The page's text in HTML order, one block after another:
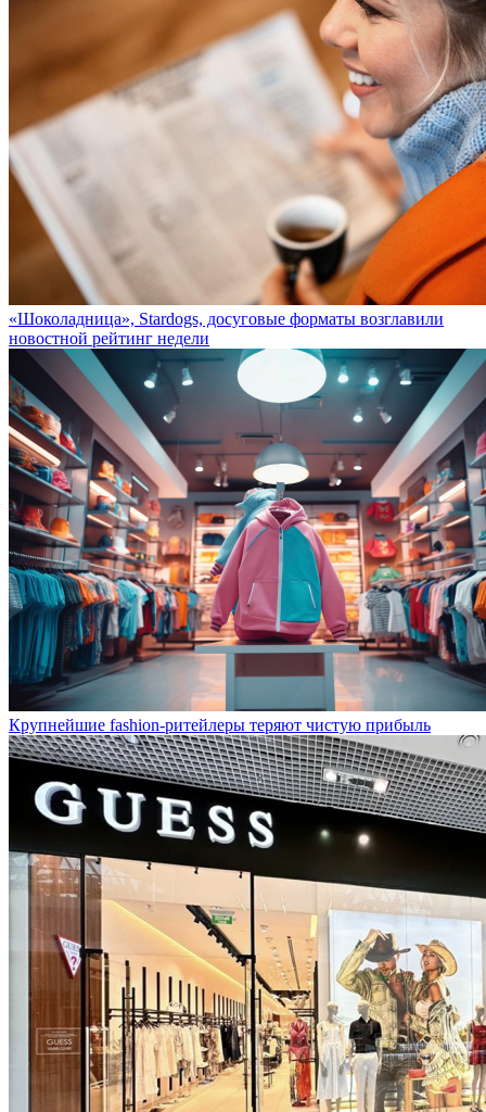
«Шоколадница», Stardogs, досуговые форматы возглавили
новостной рейтинг недели
Крупнейшие fashion-ритейлеры теряют чистую прибыль